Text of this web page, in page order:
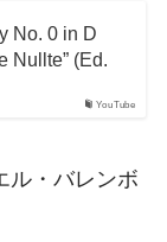
YouTube
No. 0 in D
Nullte” (Ed.
・バレンボ